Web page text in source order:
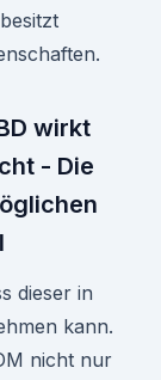
wirkt
- Die
dieser in
kann.
nicht nur